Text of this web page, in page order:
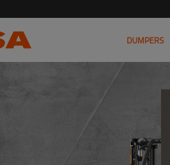
DUMPERS